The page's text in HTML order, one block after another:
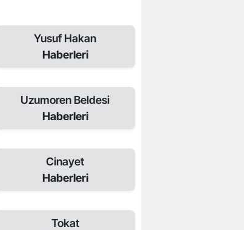
Yusuf Hakan
Haberleri
Uzumoren Beldesi
Haberleri
Cinayet
Haberleri
Tokat